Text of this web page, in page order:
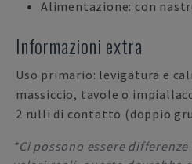
Alimentazione: con
Informazioni extra
Uso primario: levigatura e
massiccio, tavole o
2 rulli di contatto (doppio
*Ci possono essere